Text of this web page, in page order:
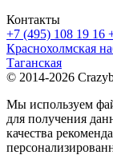
Контакты
+7 (495) 108 19 16
Краснохолмская
Таганская
© 2014-2026
Мы используем
для получения
качества